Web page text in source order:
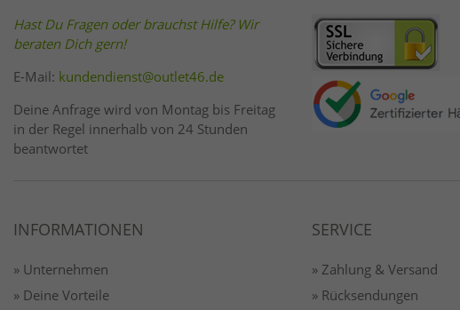
Hast Du Fragen oder brauchst Hilfe? Wir
beraten Dich gern!
E-Mail: kundendienst@outlet46.de
Deine Anfrage wird von Montag bis Freitag
in der Regel innerhalb von 24 Stunden
beantwortet
INFORMATIONEN
» Unternehmen
» Deine Vorteile
SERVICE
» Zahlung & Versand
» Rücksendungen